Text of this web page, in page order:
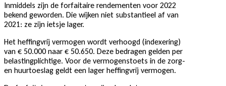
Inmiddels zijn de forfaitaire rendementen voor 2022
bekend geworden. Die wijken niet substantieel af van
2021: ze zijn ietsje lager.
Het heffingvrij vermogen wordt verhoogd (indexering)
van € 50.000 naar € 50.650. Deze bedragen gelden per
belastingplichtige. Voor de vermogenstoets in de zorg-
en huurtoeslag geldt een lager heffingvrij vermogen.